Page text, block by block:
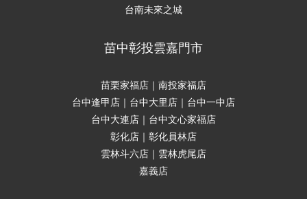
台南未來之城
苗中彰投雲嘉門市
苗栗家福店｜南投家福店
台中逢甲店｜台中大里店｜台中一中店
台中大連店｜台中文心家福店
彰化店｜彰化員林店
雲林斗六店｜雲林虎尾店
嘉義店